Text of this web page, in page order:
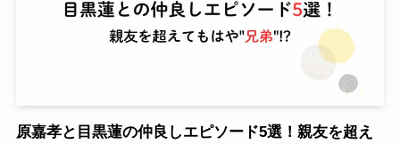
原嘉孝と目黒蓮の仲良しエピソード5選！親友を超え